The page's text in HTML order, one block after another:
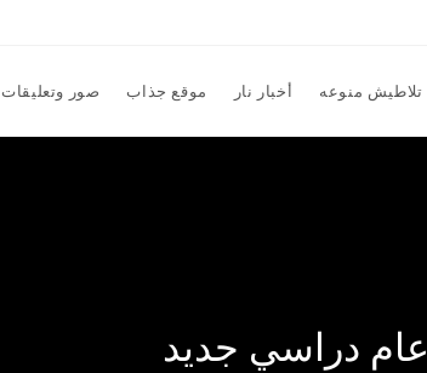
تلاطيش منوعه أخبار نار موقع جذاب صور وتعليقات
عام دراسي جديد